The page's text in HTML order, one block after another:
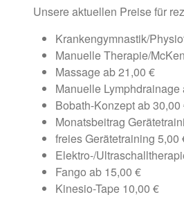
Unsere aktuellen Preise für
Krankengymnastik/
Manuelle Therapie/
Massage ab 21,00 €
Manuelle Lymphdrainage
Bobath-Konzept ab 30,00
Monatsbeitrag
freies Gerätetraining 5,00
Elektro-/
Fango ab 15,00 €
Kinesio-Tape 10,00 €